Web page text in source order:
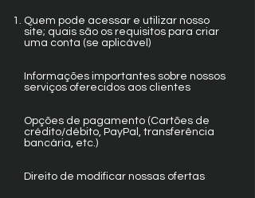
Quem pode acessar e utilizar nosso
site; quais são os requisitos para criar
uma conta (se aplicável)
Informações importantes sobre nossos
serviços oferecidos aos clientes
Opções de pagamento (Cartões de
crédito/débito, PayPal, transferência
bancária, etc.)
Direito de modificar nossas ofertas